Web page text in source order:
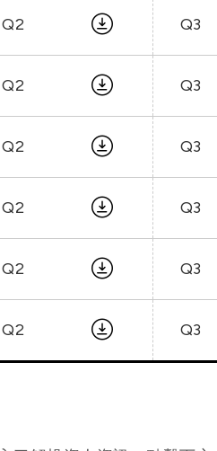
Q2 Q3
Q2 Q3
Q2 Q3
Q2 Q3
Q2 Q3
Q2 Q3